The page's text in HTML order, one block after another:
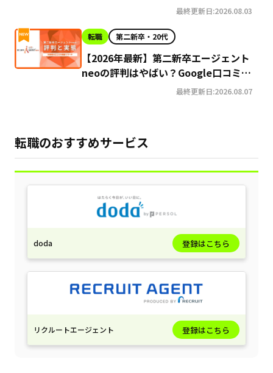
最終更新日:2026.08.03
転職 第二新卒・20代
【2026年最新】第二新卒エージェント
neoの評判はやばい？Google口コミ高
評価の真実と利用の注意点を徹底解説
最終更新日:2026.08.07
転職のおすすめサービス
doda 登録はこちら
リクルートエージェント 登録はこちら